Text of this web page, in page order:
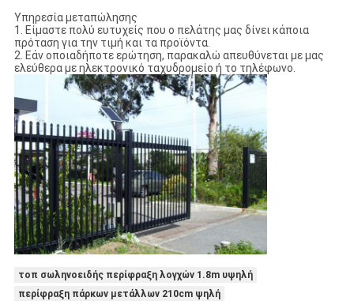
Υπηρεσία μεταπώλησης
1. Είμαστε πολύ ευτυχείς που ο πελάτης μας δίνει κάποια
πρόταση για την τιμή και τα προϊόντα.
2. Εάν οποιαδήποτε ερώτηση, παρακαλώ απευθύνεται με μας
ελεύθερα με ηλεκτρονικό ταχυδρομείο ή το τηλέφωνο.
τοπ σωληνοειδής περίφραξη λογχών 1.8m υψηλή
περίφραξη πάρκων μετάλλων 210cm ψηλή